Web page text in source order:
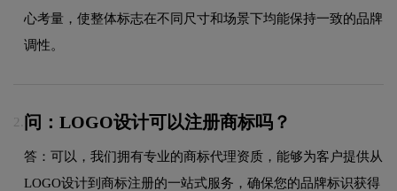
心考量，使整体标志在不同尺寸和场景下均能保持一致的品牌
调性。
2. 问：LOGO设计可以注册商标吗？
答：可以，我们拥有专业的商标代理资质，能够为客户提供从
LOGO设计到商标注册的一站式服务，确保您的品牌标识获得